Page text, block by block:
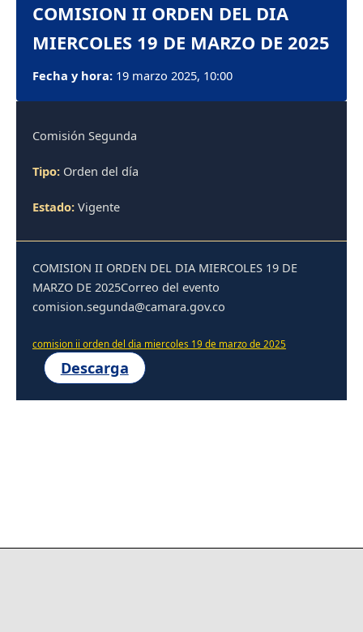
COMISION II ORDEN DEL DIA
MIERCOLES 19 DE MARZO DE 2025
Fecha y hora: 19 marzo 2025, 10:00
Comisión Segunda
Tipo: Orden del día
Estado: Vigente
COMISION II ORDEN DEL DIA MIERCOLES 19 DE
MARZO DE 2025Correo del evento
comision.segunda@camara.gov.co
comision ii orden del dia miercoles 19 de marzo de 2025
Descarga